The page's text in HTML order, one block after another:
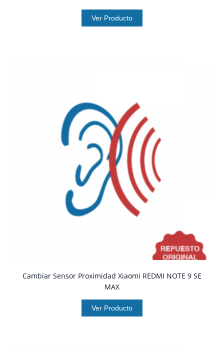
Ver Producto
Cambiar Sensor Proximidad Xiaomi REDMI NOTE 9 SE
MAX
Ver Producto